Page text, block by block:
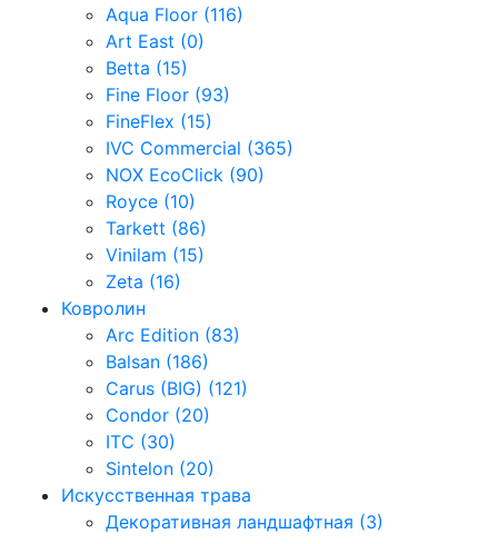
Aqua Floor (116)
Art East (0)
Betta (15)
Fine Floor (93)
FineFlex (15)
IVC Commercial (365)
NOX EcoClick (90)
Royce (10)
Tarkett (86)
Vinilam (15)
Zeta (16)
Ковролин
Arc Edition (83)
Balsan (186)
Carus (BIG) (121)
Condor (20)
ITC (30)
Sintelon (20)
Искусственная трава
Декоративная ландшафтная (3)